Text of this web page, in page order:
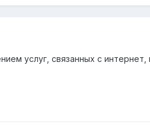
услуг, связанных с